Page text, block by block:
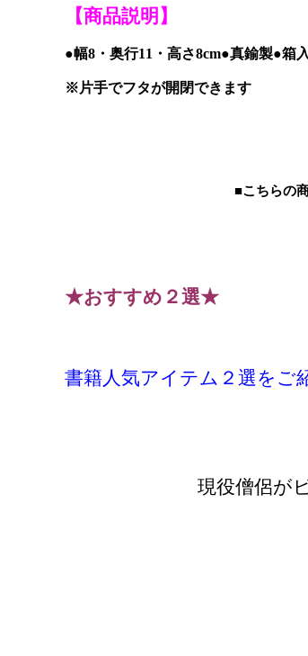
【商品説明】
●幅8・奥行11・高さ8cm●真鍮製●箱
※片手でフタが開閉できます
■こちらの
★おすすめ２選★
書籍人気アイテム２選をご
現役僧侶が